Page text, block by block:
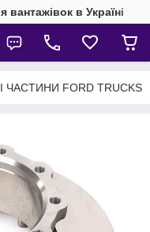
в Україні
ЧАСТИНИ FORD TRUCKS